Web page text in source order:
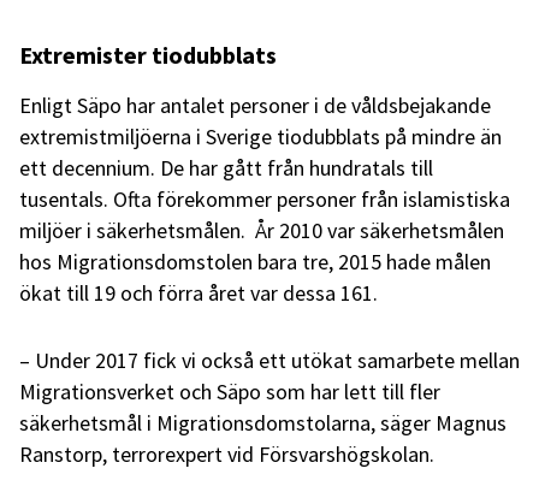
Extremister tiodubblats
Enligt Säpo har antalet personer i de våldsbejakande
extremistmiljöerna i Sverige tiodubblats på mindre än
ett decennium. De har gått från hundratals till
tusentals. Ofta förekommer personer från islamistiska
miljöer i säkerhetsmålen. År 2010 var säkerhetsmålen
hos Migrationsdomstolen bara tre, 2015 hade målen
ökat till 19 och förra året var dessa 161.
– Under 2017 fick vi också ett utökat samarbete mellan
Migrationsverket och Säpo som har lett till fler
säkerhetsmål i Migrationsdomstolarna, säger Magnus
Ranstorp, terrorexpert vid Försvarshögskolan.